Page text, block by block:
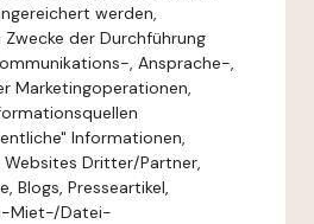
werden,
der Durchführung
, Ansprache-,
Marketingoperationen,
Informationen,
Websites Dritter/Partner,
Blogs, Presseartikel,
Miet-/Datei-